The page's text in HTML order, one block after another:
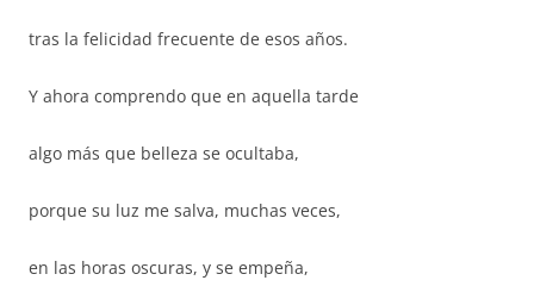
tras la felicidad frecuente de esos años.
Y ahora comprendo que en aquella tarde
algo más que belleza se ocultaba,
porque su luz me salva, muchas veces,
en las horas oscuras, y se empeña,